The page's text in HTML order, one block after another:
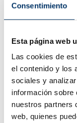
Consentimiento
Esta página web
Las cookies de
el contenido y los
sociales y
información sobre
nuestros partners
web, quienes
Kann ich